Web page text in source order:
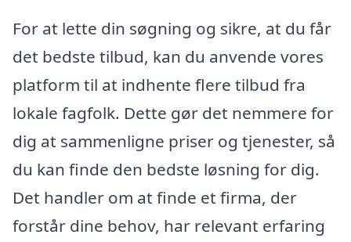
For at lette din søgning og sikre, at du får
det bedste tilbud, kan du anvende vores
platform til at indhente flere tilbud fra
lokale fagfolk. Dette gør det nemmere for
dig at sammenligne priser og tjenester, så
du kan finde den bedste løsning for dig.
Det handler om at finde et firma, der
forstår dine behov, har relevant erfaring